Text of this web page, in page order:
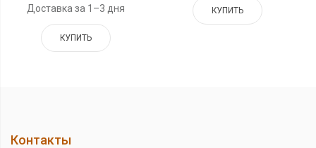
Доставка за 1–3 дня
КУПИТЬ
КУПИТЬ
Контакты